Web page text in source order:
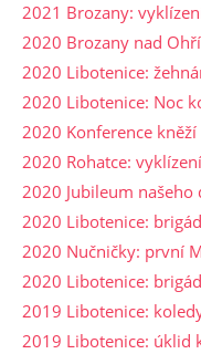
2021 Brozany:
2020 Brozany nad
2020 Libotenice:
2020 Libotenice: Noc
2020 Konference
2020 Rohatce:
2020 Jubileum
2020 Libotenice:
2020 Nučničky: první
2020 Libotenice:
2019 Libotenice:
2019 Libotenice: úklid